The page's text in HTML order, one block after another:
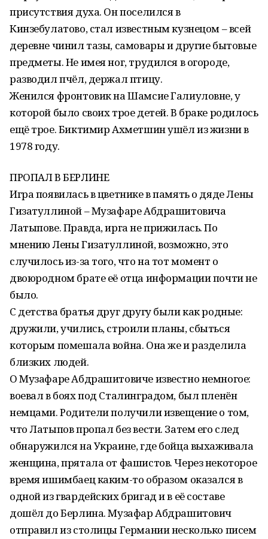
присутствия духа. Он поселился в
Кинзебулатово, стал известным кузнецом – всей
деревне чинил тазы, самовары и другие бытовые
предметы. Не имея ног, трудился в огороде,
разводил пчёл, держал птицу.
Женился фронтовик на Шамсие Галиуловне, у
которой было своих трое детей. В браке родилось
ещё трое. Биктимир Ахметшин ушёл из жизни в
1978 году.
ПРОПАЛ В БЕРЛИНЕ
Игра появилась в цветнике в память о дяде Лены
Гизатуллиной – Музафаре Абдрашитовича
Латыпове. Правда, ирга не прижилась. По
мнению Лены Гизатуллиной, возможно, это
случилось из-за того, что на тот момент о
двоюродном брате её отца информации почти не
было.
С детства братья друг другу были как родные:
дружили, учились, строили планы, сбыться
которым помешала война. Она же и разделила
близких людей.
О Музафаре Абдрашитовиче известно немногое:
воевал в боях под Сталинградом, был пленён
немцами. Родители получили извещение о том,
что Латыпов пропал без вести. Затем его след
обнаружился на Украине, где бойца выхаживала
женщина, прятала от фашистов. Через некоторое
время ишимбаец каким-то образом оказался в
одной из гвардейских бригад и в её составе
дошёл до Берлина. Музафар Абдрашитович
отправил из столицы Германии несколько писем